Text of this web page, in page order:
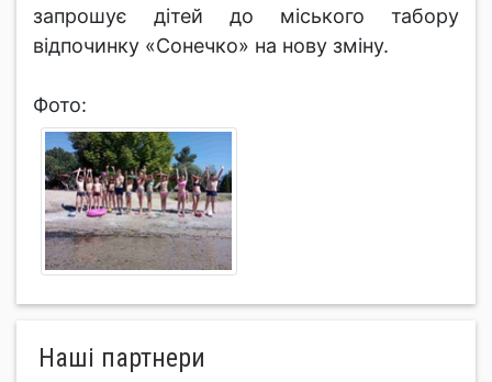
запрошує дітей до міського табору
відпочинку «Сонечко» на нову зміну.
Фото:
Нашi партнери